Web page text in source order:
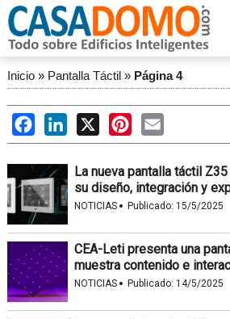
Inicio» Pantalla Táctil» Página 4
FacebookLinkedIn
X PinterestEmail
La nueva pantalla táctil
su diseño, integración y
NOTICIAS · Publicado: 15/5/2025
CEA-Leti presenta una
muestra contenido e
NOTICIAS · Publicado: 14/5/2025